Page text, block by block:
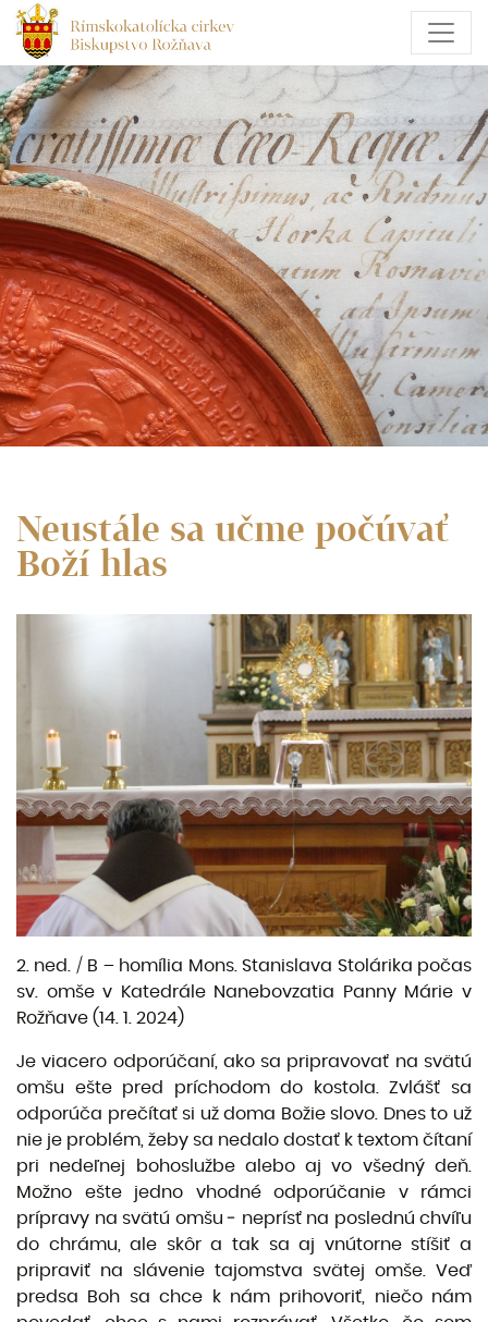
Neustále sa učme počúvať
Boží hlas
2. ned. / B – homília Mons. Stanislava Stolárika počas
sv. omše v Katedrále Nanebovzatia Panny Márie v
Rožňave (14. 1. 2024)
Je viacero odporúčaní, ako sa pripravovať na svätú
omšu ešte pred príchodom do kostola. Zvlášť sa
odporúča prečítať si už doma Božie slovo. Dnes to už
nie je problém, žeby sa nedalo dostať k textom čítaní
pri nedeľnej bohoslužbe alebo aj vo všedný deň.
Možno ešte jedno vhodné odporúčanie v rámci
prípravy na svätú omšu ‒ neprísť na poslednú chvíľu
do chrámu, ale skôr a tak sa aj vnútorne stíšiť a
pripraviť na slávenie tajomstva svätej omše. Veď
predsa Boh sa chce k nám prihovoriť, niečo nám